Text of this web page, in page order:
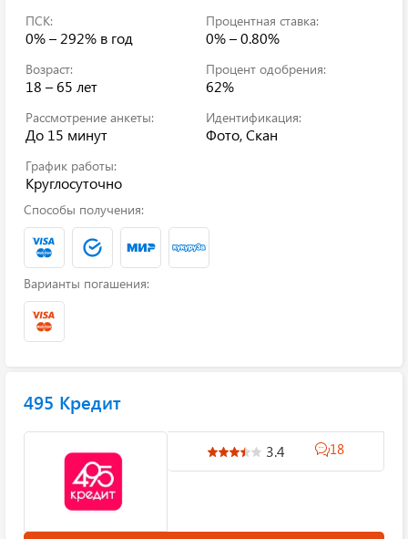
ПСК:
0% – 292% в год
Процентная ставка:
0% – 0.80%
Возраст:
18 – 65 лет
Процент одобрения:
62%
Рассмотрение анкеты:
До 15 минут
Идентификация:
Фото, Скан
График работы:
Круглосуточно
Способы получения:
Варианты погашения:
495 Кредит
3.4 18